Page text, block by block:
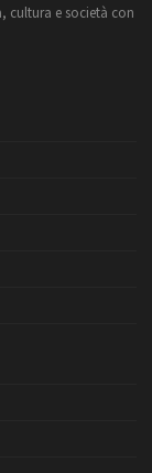
cultura e società con